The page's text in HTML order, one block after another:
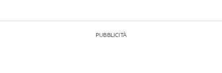
PUBBLICITÀ